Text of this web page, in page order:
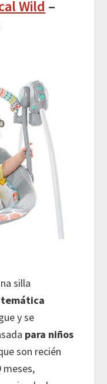
Wild –
silla
y se
para niños
son recién
meses,